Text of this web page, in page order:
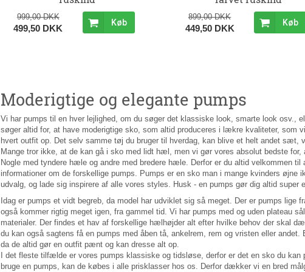
999,00 DKK
499,50 DKK
Køb
899,00 DKK
449,50 DKK
Køb
Moderigtige og elegante pumps
Vi har pumps til en hver lejlighed, om du søger det klassiske look, smarte look osv.,
søger altid for, at have moderigtige sko, som altid produceres i lækre kvaliteter, som
hvert outfit op. Det selv samme tøj du bruger til hverdag, kan blive et helt andet
Mange tror ikke, at de kan gå i sko med lidt hæl, men vi gør vores absolut bedste
Nogle med tyndere hæle og andre med bredere hæle. Derfor er du altid velkommen
informationer om de forskellige pumps. Pumps er en sko man i mange kvinders
udvalg, og lade sig inspirere af alle vores styles. Husk - en pumps gør dig altid super
Idag er pumps et vidt begreb, da model har udviklet sig så meget. Der er pumps
også kommer rigtig meget igen, fra gammel tid. Vi har pumps med og uden plateau
materialer. Der findes et hav af forskellige hælhøjder alt efter hvilke behov der skal
du kan også sagtens få en pumps med åben tå, ankelrem, rem og vristen eller
da de altid gør en outfit pænt og kan dresse alt op.
I det fleste tilfælde er vores pumps klassiske og tidsløse, derfor er det en sko du
bruge en pumps, kan de købes i alle prisklasser hos os. Derfor dækker vi en bred